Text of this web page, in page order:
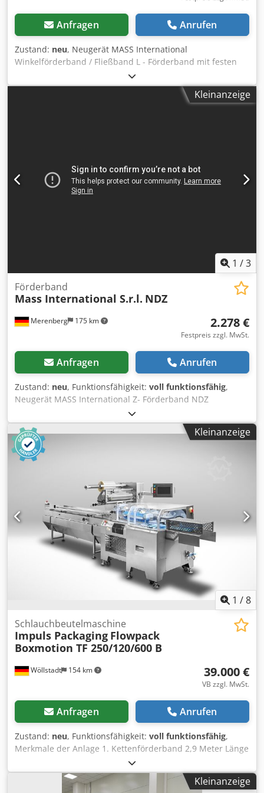
Anfragen Anrufen
Zustand: neu, Neugerät MASS International
Winkelförderband / Fließband L - Förderband mit festen
Winkel 35° kurzfristig lieferbar MASS International
Winkelförderband NC1 im Winkel fixes Förderband mit
Auffangblechen im Aufgabeteil Beispiel wie abgebildet: NC
Gurtgeschwindigkeit 3 m /min fahrbar auf lenkbaren
Stopprollen Optional: weitere Abmessungen siehe
Standardlieferliste Cjdpfxehm Axgj Aanjha Abmessungen
Kleinanzeige
1 /3
Merenberg 175 km
Förderband
Mass International S.r.l. NDZ
2.278 €
Festpreis zzgl. MwSt.
Anfragen Anrufen
Zustand: neu, Funktionsfähigkeit: voll funktionsfähig,
Neugerät MASS International Z- Förderband NDZ
Winkelförderband / Fließband kurzfristig lieferbar Beispiel
wie abgebildet: höhenverstellbares Winkelförderband
einstellbaren Winkeln NDZ 1 Aufgabeteil 600 mm Steigteil
1300 mm Abgabeteil 500 mm Nutzbreite 250 mm
Aussenbreite 305 mm (ohne Motor) höhenverstellbar
Aufgabeteil und Abgabeteil einstellbare Neigung PU Gurt
Farbe schwarz L Stollen Stollenabstand 500 mm Chjdpfsiz
S Htex Aansa Stollenhöhe 30 mm Bandgeschwindigkeit 3
m/ min Standardsteuerung mit Notaus / Stopptaster
fahrbar auf lenkbaren Stopprollen dreitteilige
Trichterbleche für Aufgabeteil Der genannte
Angebotspreis bezeiht sich auf das NDZ1.
Kleinanzeige
1 /8
Wöllstadt 154 km
Schlauchbeutelmaschine
Impuls Packaging Flowpack
Boxmotion TF 250/120/600 B
39.000 €
VB zzgl. MwSt.
Anfragen Anrufen
Zustand: neu, Funktionsfähigkeit: voll funktionsfähig,
Merkmale der Anlage 1. Kettenförderband 2,9 Meter Länge
(andere Längen auf Wunsch möglich) 2. Zwei
Sonderanfertigungen mit fester Formschulter
entsprechend der Produktabmessungen 3. Einzelfilmlader
Kleinanzeige